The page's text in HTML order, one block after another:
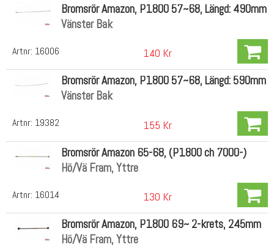
Artnr: 16006
Bromsrör Amazon, P1800 57~68, Längd: 490mm
Vänster Bak
140 Kr
Artnr: 19382
Bromsrör Amazon, P1800 57~68, Längd: 590mm
Vänster Bak
155 Kr
Artnr: 16014
Bromsrör Amazon 65-68, (P1800 ch 7000-)
Hö/Vä Fram, Yttre
130 Kr
Bromsrör Amazon, P1800 69~ 2-krets, 245mm
Hö/Vä Fram, Yttre